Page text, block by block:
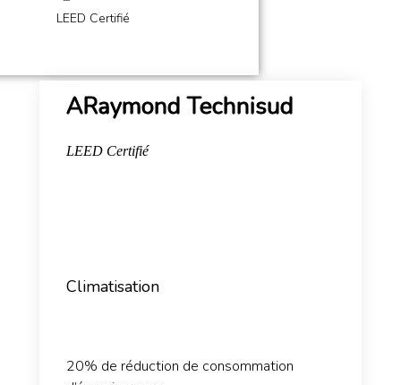
LEED Certifié
ARaymond Technisud
LEED Certifié
Climatisation
20% de réduction de consommation